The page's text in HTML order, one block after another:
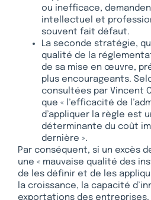
ou inefficace,
intellectuel et
souvent fait défaut.
La seconde stratégie,
qualité de la
de sa mise en œuvre,
plus encourageants.
consultées par Vincent
que « l’efficacité de
d’appliquer la règle est
déterminante du coût
dernière ».
Par conséquent, si un excès
une « mauvaise qualité des
de les définir et de les
la croissance, la capacité
exportations des entreprises.